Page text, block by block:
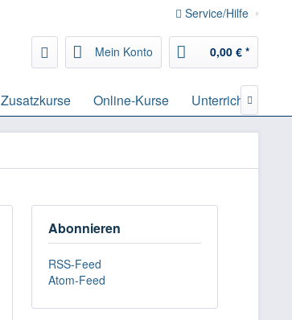
Service/Hilfe
Mein Konto 0,00 € *
Zusatzkurse Online-Kurse 
Abonnieren
RSS-Feed
Atom-Feed